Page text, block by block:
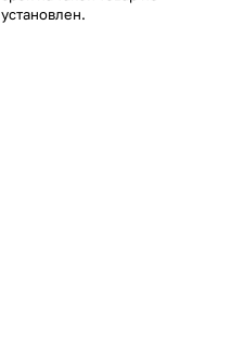
установлен.